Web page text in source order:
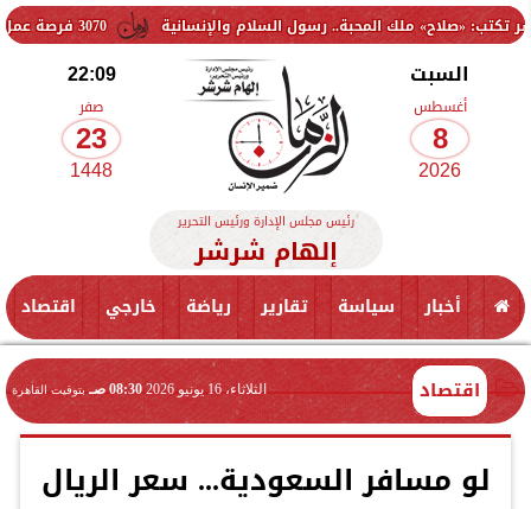
3070 فرصة عمل جديدة بالقطاع الخاص.. وظائف برواتب تصل إلى 9500 جنيه المحبة.. رسول السلام والإنسانية
السبت
أغسطس
8
2026
22:09
صفر
23
1448
رئيس مجلس الإدارة ورئيس التحرير
إلهام شرشر
أخبار سياسة تقارير رياضة خارجي اقتصاد
اقتصاد الثلاثاء، 16 يونيو 2026 08:30 صـ بتوقيت القاهرة
لو مسافر السعودية... سعر الريال